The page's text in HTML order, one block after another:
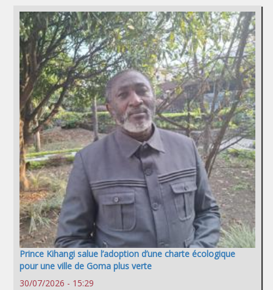
Prince Kihangi salue l’adoption d’une charte écologique
pour une ville de Goma plus verte
30/07/2026 - 15:29